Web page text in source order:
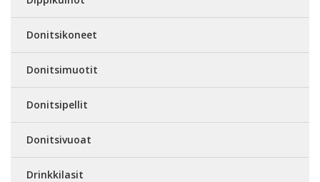
Donitsikoneet
Donitsimuotit
Donitsipellit
Donitsivuoat
Drinkkilasit